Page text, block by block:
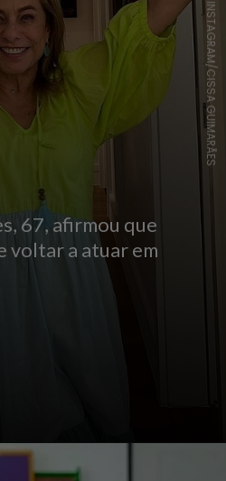
67, afirmou que
voltar a atuar em
INSTAGRAM/CISSA GUIMARÃES